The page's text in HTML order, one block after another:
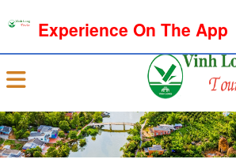
Sign in
Experience On The App